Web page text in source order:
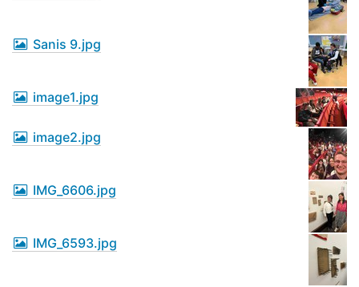
Sanis 9.jpg
image1.jpg
image2.jpg
IMG_6606.jpg
IMG_6593.jpg